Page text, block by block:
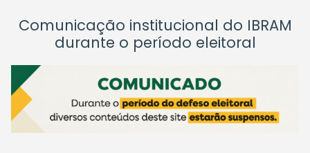
Comunicação institucional do IBRAM
durante o período eleitoral